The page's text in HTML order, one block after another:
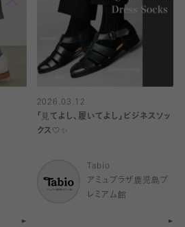
2026.03.12
「見てよし、履いてよし」ビジネスソッ
クス🤍✨
Tabio
アミュプラザ鹿児島プ
レミアム館